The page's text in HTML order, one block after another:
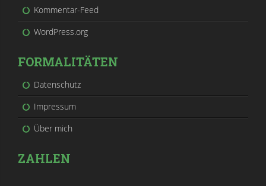
Kommentar-Feed
WordPress.org
FORMALITÄTEN
Datenschutz
Impressum
Über mich
ZAHLEN